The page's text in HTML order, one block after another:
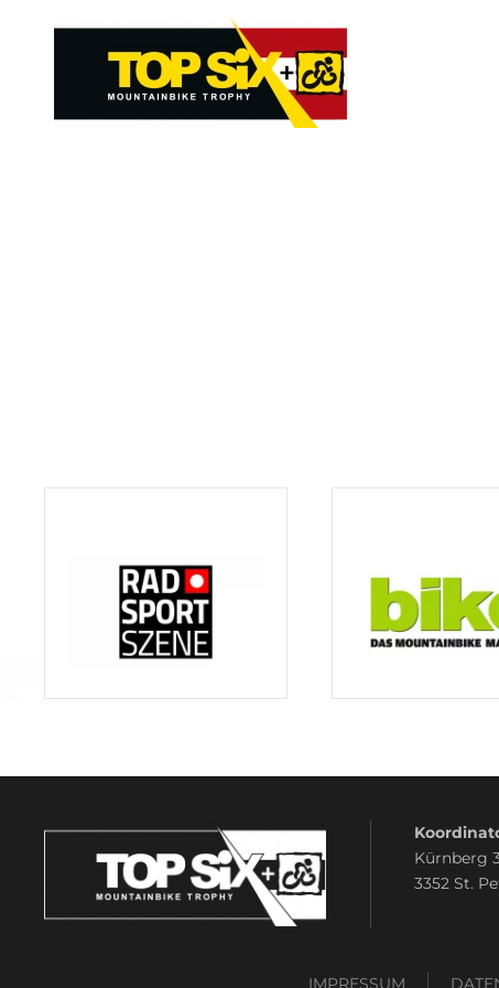
Skip to main content
Kürnberg
3352 St.
IMPRESSUM